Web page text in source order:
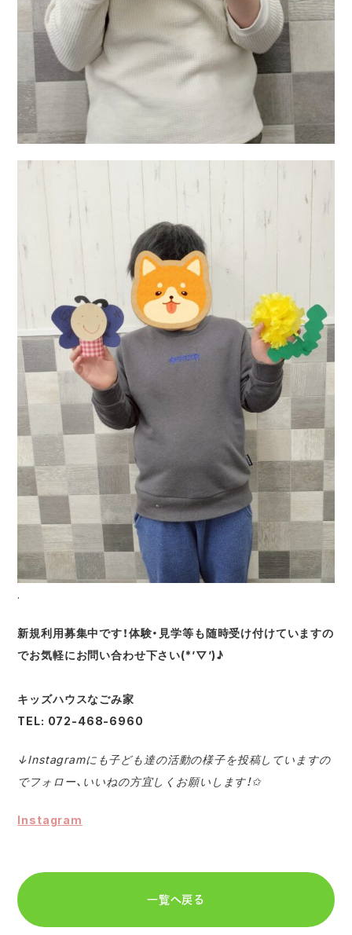
.
新規利用募集中です！体験・見学等も随時受け付けていますの
でお気軽にお問い合わせ下さい(*’▽’)♪
キッズハウスなごみ家
TEL: 072-468-6960
↓Instagramにも子ども達の活動の様子を投稿していますの
でフォロー、いいねの方宜しくお願いします！✩
Instagram
一覧へ戻る